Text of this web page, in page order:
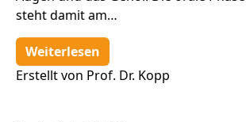
steht damit am…
Weiterlesen
Erstellt von Prof. Dr. Kopp